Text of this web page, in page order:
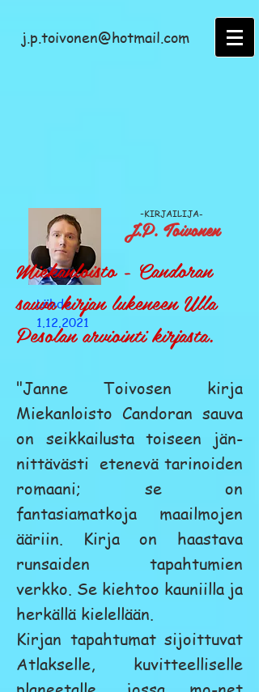
j.p.toivonen@hotmail.com
-KIRJAILIJA-
J.P. Toivonen
Lähde
1.12.2021
Miekanloisto - Candoran
sauva kirjan lukeneen Ulla
Pesolan arviointi kirjasta.
"Janne Toivosen kirja
Miekanloisto Candoran sauva
on seikkailusta toiseen jän-
nittävästi etenevä tarinoiden
romaani; se on
fantasiamatkoja maailmojen
ääriin. Kirja on haastava
runsaiden tapahtumien
verkko. Se kiehtoo kauniilla ja
herkällä kielellään.
Kirjan tapahtumat sijoittuvat
Atlakselle, kuvitteelliselle